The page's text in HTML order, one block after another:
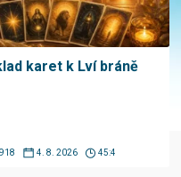
karet k Lví bráně
918 4. 8. 2026 45:4